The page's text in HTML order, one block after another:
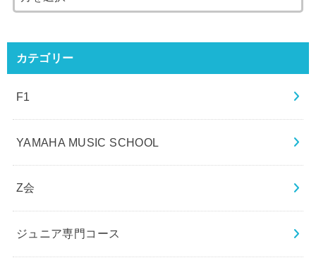
カテゴリー
F1
YAMAHA MUSIC SCHOOL
Z会
ジュニア専門コース